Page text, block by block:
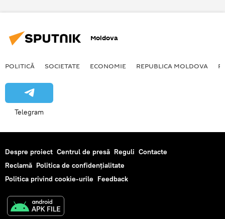
Moldova
POLITICĂ SOCIETATE ECONOMIE REPUBLICA MOLDOVA
Telegram
Despre proiect Centrul de presă Reguli Contacte
Reclamă Politica de confidențialitate
Politica privind cookie-urile Feedback